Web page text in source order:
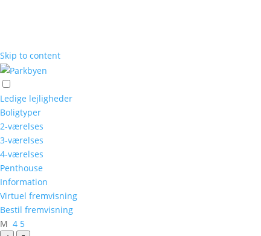
Skip to content
Ledige lejligheder
Boligtyper
2-værelses
3-værelses
4-værelses
Penthouse
Information
Virtuel fremvisning
Bestil fremvisning
M 4 5